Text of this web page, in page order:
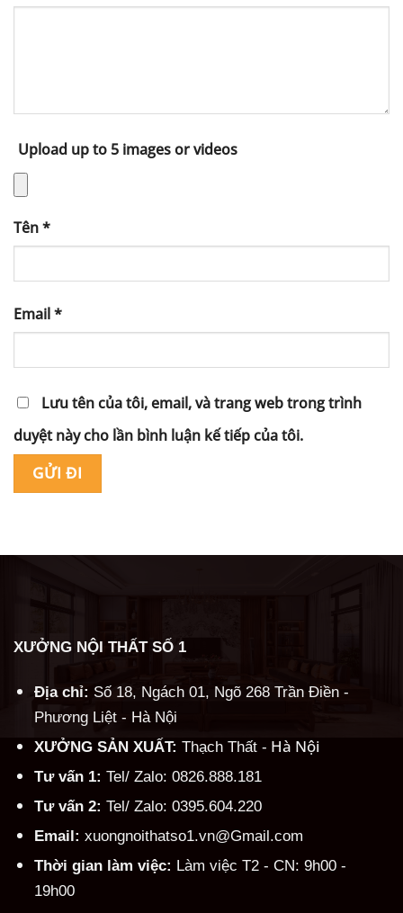
Upload up to 5 images or videos
Tên*
Email*
Lưu tên của tôi, email, và trang web trong trình
duyệt này cho lần bình luận kế tiếp của tôi.
XƯỞNG NỘI THẤT SỐ 1
Địa chỉ: Số 18, Ngách 01, Ngõ 268 Trần Điền -
Phương Liệt - Hà Nội
XƯỞNG SẢN XUẤT: Thạch Thất - Hà Nội
Tư vấn 1: Tel/ Zalo: 0826.888.181
Tư vấn 2: Tel/ Zalo: 0395.604.220
Email: xuongnoithatso1.vn@Gmail.com
Thời gian làm việc: Làm việc T2 - CN: 9h00 -
19h00